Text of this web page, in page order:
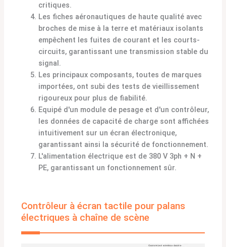
critiques.
Les fiches aéronautiques de haute qualité avec
broches de mise à la terre et matériaux isolants
empêchent les fuites de courant et les courts-
circuits, garantissant une transmission stable du
signal.
Les principaux composants, toutes de marques
importées, ont subi des tests de vieillissement
rigoureux pour plus de fiabilité.
Equipé d'un module de pesage et d'un contrôleur,
les données de capacité de charge sont affichées
intuitivement sur un écran électronique,
garantissant ainsi la sécurité de fonctionnement.
L'alimentation électrique est de 380 V 3ph + N +
PE, garantissant un fonctionnement sûr.
Contrôleur à écran tactile pour palans
électriques à chaîne de scène